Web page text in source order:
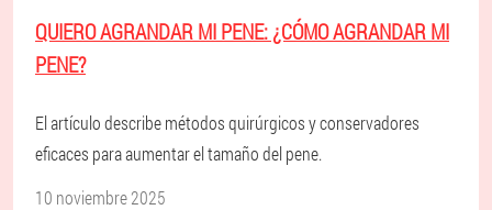
QUIERO AGRANDAR MI PENE: ¿CÓMO AGRANDAR MI
PENE?
El artículo describe métodos quirúrgicos y conservadores
eficaces para aumentar el tamaño del pene.
10 noviembre 2025